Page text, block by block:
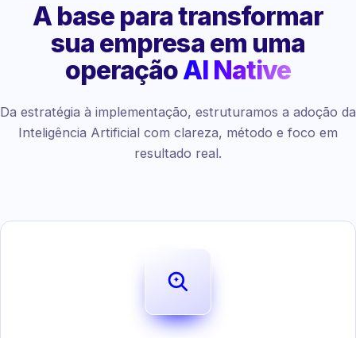
A base para transformar
sua empresa em uma
operaçãoAI Native
Da estratégia à implementação, estruturamos a adoção da
Inteligência Artificial com clareza, método e foco em
resultado real.